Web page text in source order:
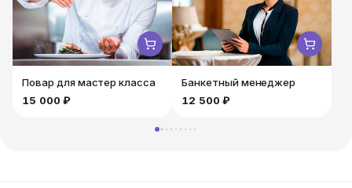
хот-догов идеально подойдет для корпоратива,
выставки или дня рождения на природе. Порадуйте
коллег и друзей настоящим вкусом уличной еды!
Повар для мастер класса
15 000 ₽
Банкетный менеджер
12 500 ₽